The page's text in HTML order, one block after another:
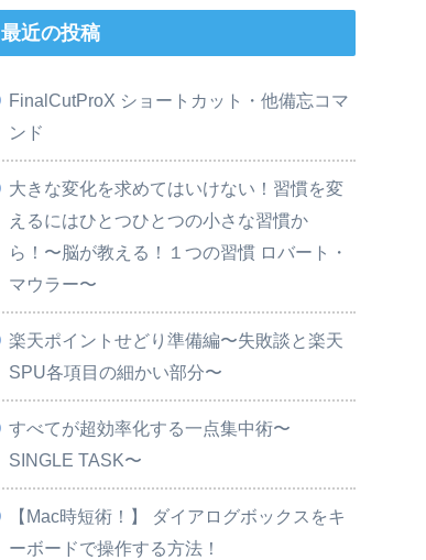
最近の投稿
FinalCutProX ショートカット・他備忘コマ
ンド
大きな変化を求めてはいけない！習慣を変
えるにはひとつひとつの小さな習慣か
ら！〜脳が教える！１つの習慣 ロバート・
マウラー〜
楽天ポイントせどり準備編〜失敗談と楽天
SPU各項目の細かい部分〜
すべてが超効率化する一点集中術〜
SINGLE TASK〜
【Mac時短術！】 ダイアログボックスをキ
ーボードで操作する方法！